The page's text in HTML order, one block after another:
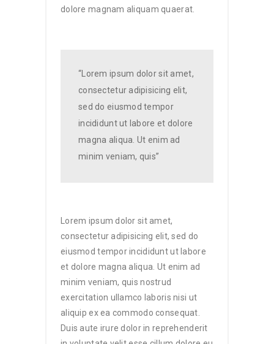
dolore magnam aliquam quaerat.
“Lorem ipsum dolor sit amet,
consectetur adipisicing elit,
sed do eiusmod tempor
incididunt ut labore et dolore
magna aliqua. Ut enim ad
minim veniam, quis”
Lorem ipsum dolor sit amet,
consectetur adipisicing elit, sed do
eiusmod tempor incididunt ut labore
et dolore magna aliqua. Ut enim ad
minim veniam, quis nostrud
exercitation ullamco laboris nisi ut
aliquip ex ea commodo consequat.
Duis aute irure dolor in reprehenderit